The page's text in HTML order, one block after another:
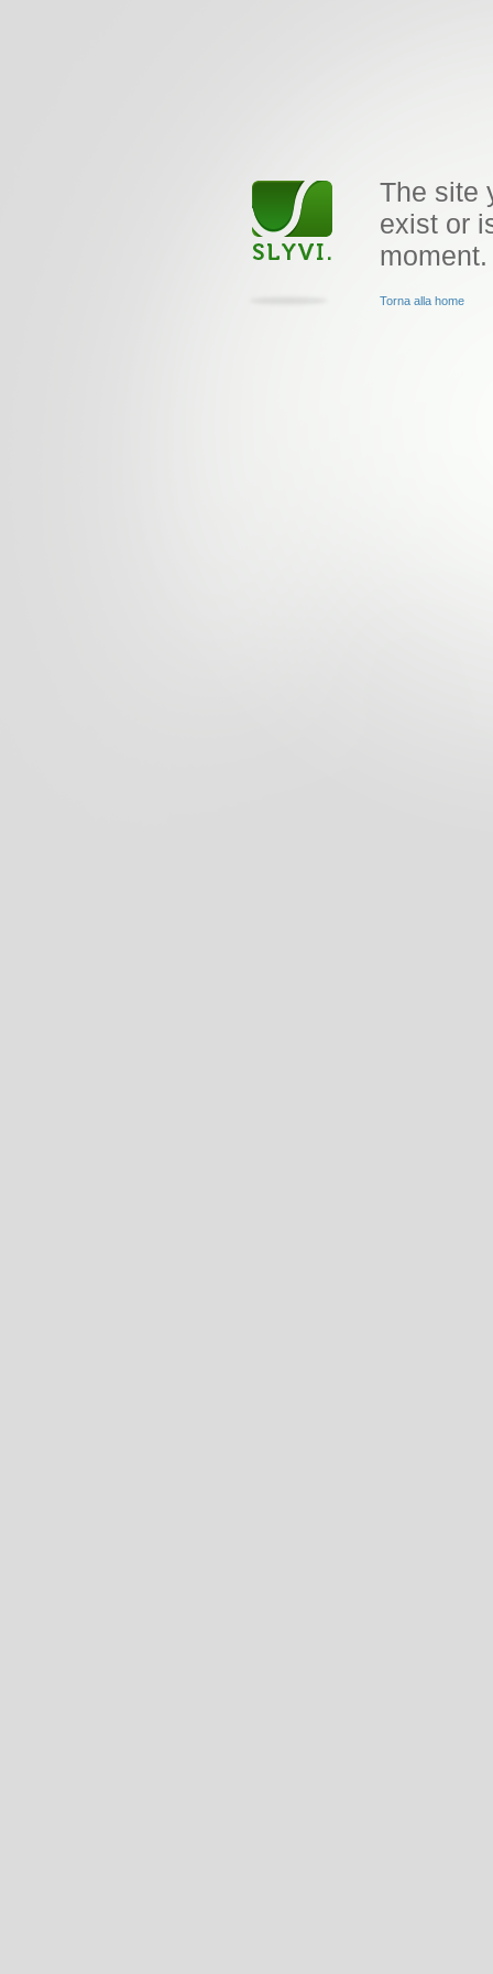
The site
exist or
moment.
Torna alla home